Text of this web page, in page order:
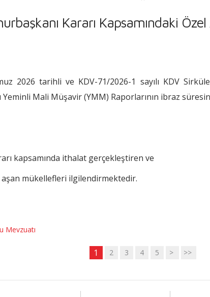
Kararı Kapsamındaki
2026 tarihli ve KDV-71/2026-1 sayılı KDV
Mali Müşavir (YMM) Raporlarının ibraz
kapsamında ithalat gerçekleştiren ve
aşan mükellefleri ilgilendirmektedir.
Mevzuatı
1 2 3 4 5 > >>